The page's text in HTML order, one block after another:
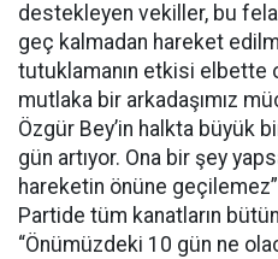
destekleyen vekiller, bu
geç kalmadan hareket
tutuklamanın etkisi elbette
mutlaka bir arkadaşımız
Özgür Bey’in halkta büyük
gün artıyor. Ona bir şey
hareketin önüne
Partide tüm kanatların
“Önümüzdeki 10 gün ne